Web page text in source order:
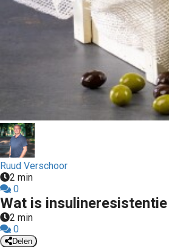
Ruud Verschoor
2 min
0
Wat is insulineresistentie
2 min
0
Delen